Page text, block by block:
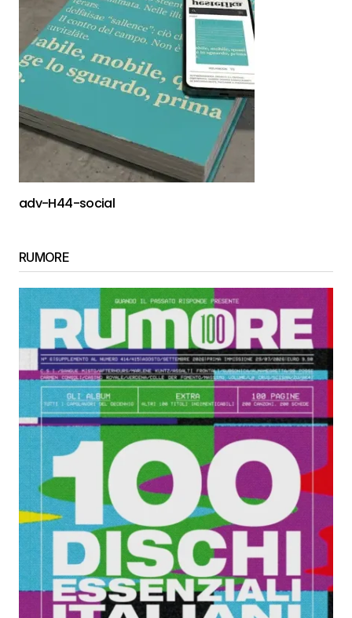
adv-H44-social
RUMORE